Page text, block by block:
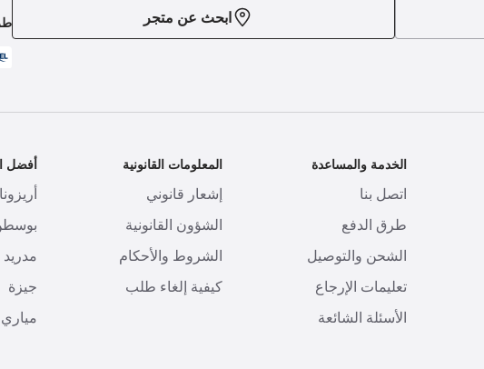
ابحث عن متجر
الخدمة والمساعدة
اتصل بنا
طرق الدفع
الشحن والتوصيل
تعليمات الإرجاع
الأسئلة الشائعة
المعلومات القانونية
إشعار قانوني
الشؤون القانونية
الشروط والأحكام
كيفية إلغاء طلب
أفضل
أريزونا
مدريد
جيزة
مياري